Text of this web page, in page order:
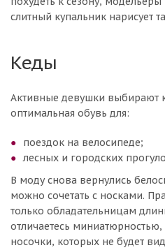
слитный купальник нарисует
Кеды
Активные девушки выбирают
оптимальная обувь для:
поездок на велосипеде;
лесных и городских
В моду снова вернулись
можно сочетать с носками.
только обладательницам
отличаетесь
носочки, которых не будет